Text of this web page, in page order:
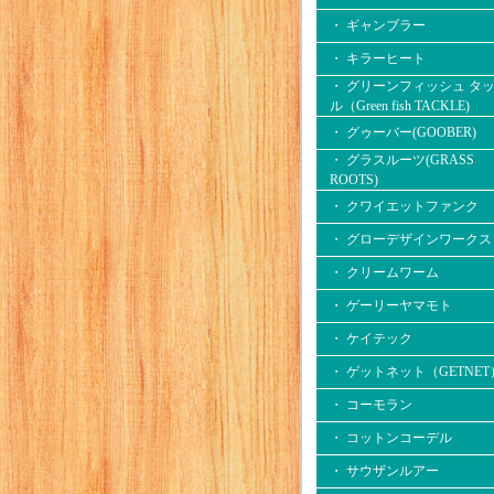
・ ギャンブラー
・ キラーヒート
・ グリーンフィッシュ タ
ル（Green fish TACKLE)
・ グゥーバー(GOOBER)
・ グラスルーツ(GRASS
ROOTS)
・ クワイエットファンク
・ グローデザインワークス
・ クリームワーム
・ ゲーリーヤマモト
・ ケイテック
・ ゲットネット（GETNET
・ コーモラン
・ コットンコーデル
・ サウザンルアー